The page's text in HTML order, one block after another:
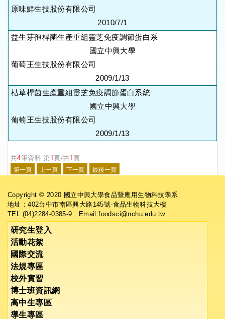
原味鮮生技股份有限公司
2010/7/1
益生芽孢桿菌生產重組靈芝免疫調節蛋白系
國立中興大學
葡萄王生技股份有限公司
2009/1/13
枯草桿菌生產重組靈芝免疫調節蛋白系統
國立中興大學
葡萄王生技股份有限公司
2009/1/13
共4筆資料 第 1 頁/共1 頁
Copyright © 2020 國立中興大學食品暨應用生物科技學系
地址：402台中市南區興大路145號-食品生物科技大樓
TEL:(04)2284-0385-9 Email:foodsci@nchu.edu.tw
研究生登入
活動花絮
國際交流
法規專區
校外實習
博士班資訊網
高中生專區
導生專區